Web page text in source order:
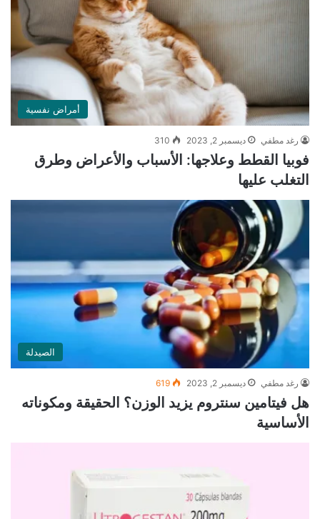
أمراض نفسية
رغد مطفي ديسمبر 2, 2023 310
فوبيا القطط وعلاجها: الأسباب والأعراض وطرق
التغلب عليها
الصيدلة
رغد مطفي ديسمبر 2, 2023 619
هل فيتامين سنتروم يزيد الوزن؟ الحقيقة ومكوناته
الأساسية